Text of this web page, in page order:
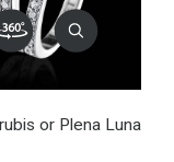
or Plena Luna